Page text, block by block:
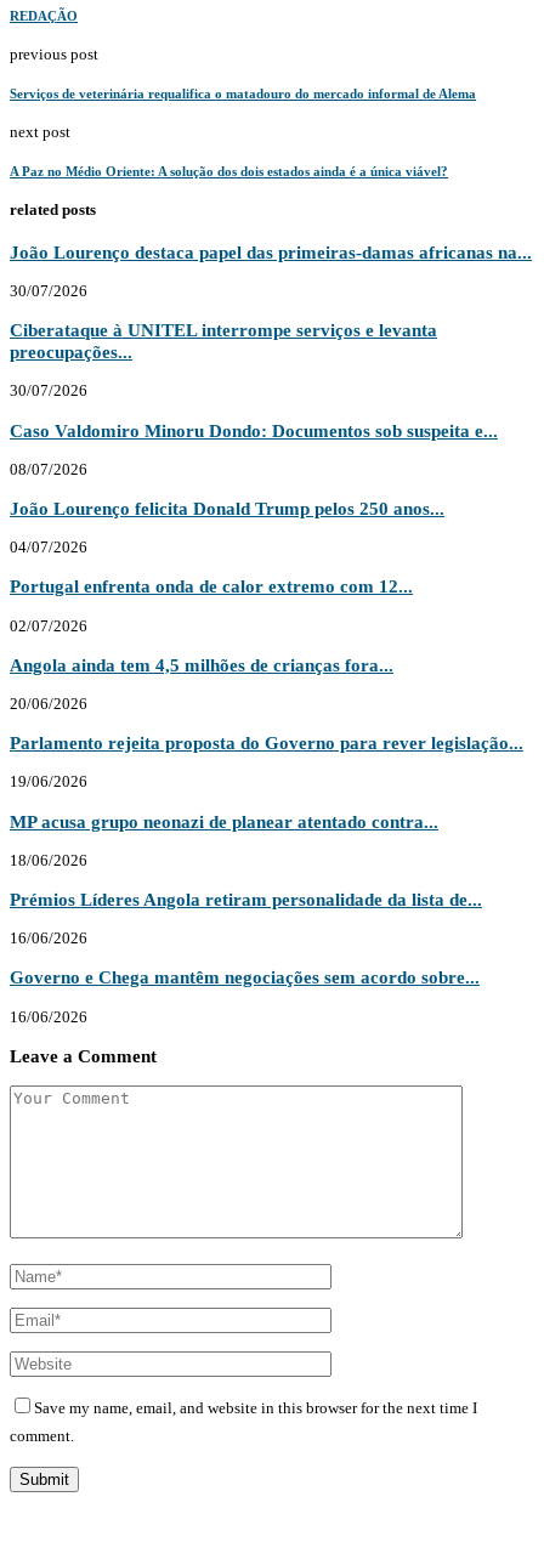
REDAÇÃO
previous post
Serviços de veterinária requalifica o matadouro do mercado informal de Alema
next post
A Paz no Médio Oriente: A solução dos dois estados ainda é a única viável?
related posts
João Lourenço destaca papel das primeiras-damas africanas na...
30/07/2026
Ciberataque à UNITEL interrompe serviços e levanta
preocupações...
30/07/2026
Caso Valdomiro Minoru Dondo: Documentos sob suspeita e...
08/07/2026
João Lourenço felicita Donald Trump pelos 250 anos...
04/07/2026
Portugal enfrenta onda de calor extremo com 12...
02/07/2026
Angola ainda tem 4,5 milhões de crianças fora...
20/06/2026
Parlamento rejeita proposta do Governo para rever legislação...
19/06/2026
MP acusa grupo neonazi de planear atentado contra...
18/06/2026
Prémios Líderes Angola retiram personalidade da lista de...
16/06/2026
Governo e Chega mantêm negociações sem acordo sobre...
16/06/2026
Leave a Comment
Save my name, email, and website in this browser for the next time I
comment.